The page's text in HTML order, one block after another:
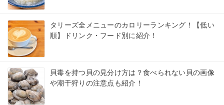
タリーズ全メニューのカロリーランキング！【低い
順】ドリンク・フード別に紹介！
貝毒を持つ貝の見分け方は？食べられない貝の画像
や潮干狩りの注意点も紹介！